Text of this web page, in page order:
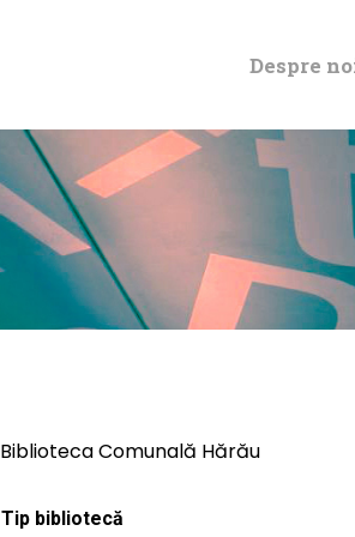
Despre
Biblioteca Comunală Hărău
Tip bibliotecă